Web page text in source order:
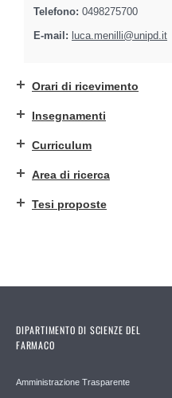
Telefono: 0498275700
E-mail: luca.menilli@unipd.it
Orari di ricevimento
Insegnamenti
Curriculum
Area di ricerca
Tesi proposte
DIPARTIMENTO DI SCIENZE DEL
FARMACO
Amministrazione Trasparente